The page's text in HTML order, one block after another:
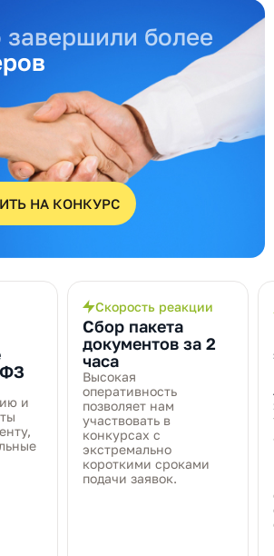
более
НА КОНКУРС
и
Скорость реакции
Сбор пакета
документов за 2
часа
Высокая
оперативность
позволяет нам
участвовать в
конкурсах с
экстремально
короткими сроками
подачи заявок.